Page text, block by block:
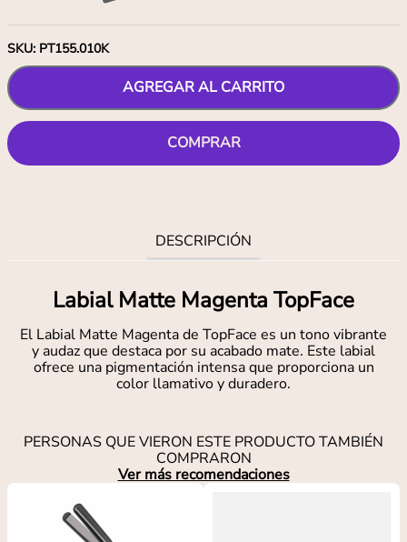
SKU: PT155.010K
AGREGAR AL CARRITO
COMPRAR
DESCRIPCIÓN
Labial Matte Magenta TopFace
El Labial Matte Magenta de TopFace es un tono vibrante
y audaz que destaca por su acabado mate. Este labial
ofrece una pigmentación intensa que proporciona un
color llamativo y duradero.
PERSONAS QUE VIERON ESTE PRODUCTO TAMBIÉN
COMPRARON
Ver más recomendaciones